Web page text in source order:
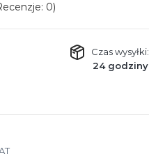
0)
Czas wysyłki:
24 godziny